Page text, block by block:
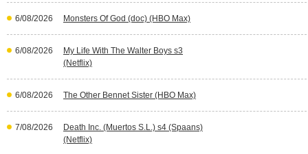
6/08/2026 Monsters Of God (doc) (HBO Max)
6/08/2026
My Life With The Walter Boys s3
(Netflix)
6/08/2026 The Other Bennet Sister (HBO Max)
7/08/2026
Death Inc. (Muertos S.L.) s4 (Spaans)
(Netflix)